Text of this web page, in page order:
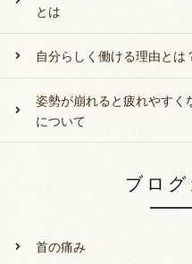
とは
自分らしく働ける理由とは
姿勢が崩れると疲れやすく
について
ブログ
首の痛み